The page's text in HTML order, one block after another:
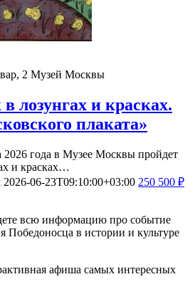
2 Музей Москвы
лозунгах и красках.
плаката»
2026 года в Музее Москвы пройдет
и красках…
2026-06-23T09:10:00+03:00 250 500 ₽
всю информацию про событие
Победоносца в истории и культуре
афиша самых интересных